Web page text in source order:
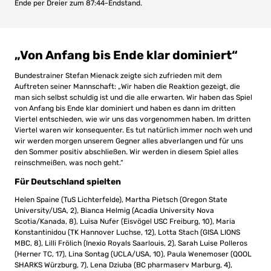
Ende per Dreier zum 87:44-Endstand.
„Von Anfang bis Ende klar dominiert“
Bundestrainer Stefan Mienack zeigte sich zufrieden mit dem
Auftreten seiner Mannschaft: „Wir haben die Reaktion gezeigt, die
man sich selbst schuldig ist und die alle erwarten. Wir haben das Spiel
von Anfang bis Ende klar dominiert und haben es dann im dritten
Viertel entschieden, wie wir uns das vorgenommen haben. Im dritten
Viertel waren wir konsequenter. Es tut natürlich immer noch weh und
wir werden morgen unserem Gegner alles abverlangen und für uns
den Sommer positiv abschließen. Wir werden in diesem Spiel alles
reinschmeißen, was noch geht.“
Für Deutschland spielten
Helen Spaine (TuS Lichterfelde), Martha Pietsch (Oregon State
University/USA, 2), Bianca Helmig (Acadia University Nova
Scotia/Kanada, 8), Luisa Nufer (Eisvögel USC Freiburg, 10), Maria
Konstantinidou (TK Hannover Luchse, 12), Lotta Stach (GISA LIONS
MBC, 8), Lilli Frölich (Inexio Royals Saarlouis, 2), Sarah Luise Polleros
(Herner TC, 17), Lina Sontag (UCLA/USA, 10), Paula Wenemoser (QOOL
SHARKS Würzburg, 7), Lena Dziuba (BC pharmaserv Marburg, 4),